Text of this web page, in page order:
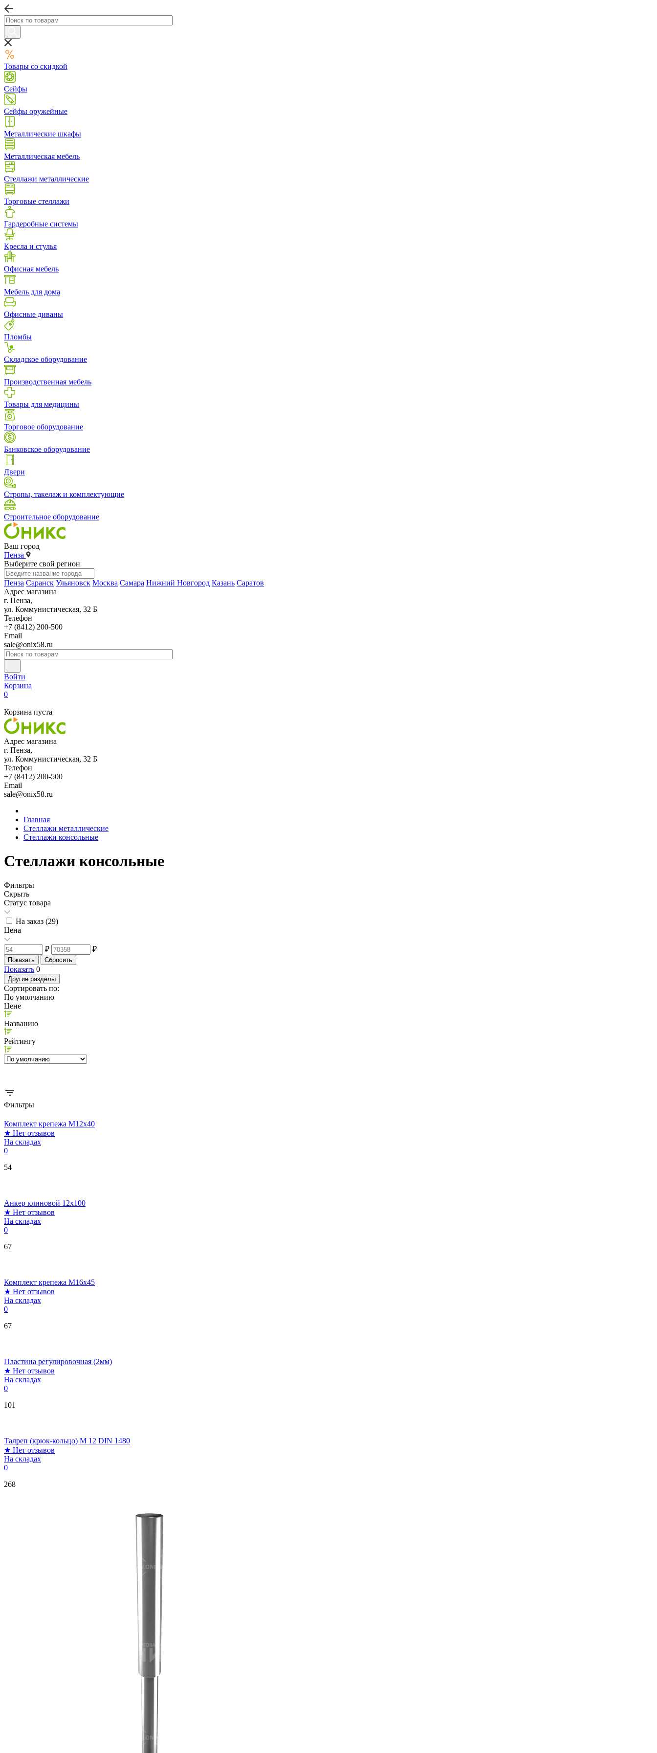
Товары со скидкой
Сейфы
Сейфы оружейные
Металлические шкафы
Металлическая мебель
Стеллажи металлические
Торговые стеллажи
Гардеробные системы
Кресла и стулья
Офисная мебель
Мебель для дома
Офисные диваны
Пломбы
Складское оборудование
Производственная мебель
Товары для медицины
Торговое оборудование
Банковское оборудование
Двери
Стропы, такелаж и комплектующие
Строительное оборудование
Ваш город
Пенза
Выберите свой регион
Пенза Саранск Ульяновск Москва Самара Нижний Новгород Казань Саратов
Адрес магазина
г. Пенза,
ул. Коммунистическая, 32 Б
Телефон
+7 (8412) 200-500
Email
sale@onix58.ru
Войти
Корзина
0
Корзина пуста
Адрес магазина
г. Пенза,
ул. Коммунистическая, 32 Б
Телефон
+7 (8412) 200-500
Email
sale@onix58.ru
Главная
Стеллажи металлические
Стеллажи консольные
Стеллажи консольные
Фильтры
Скрыть
Статус товара
На заказ (29)
Цена
₽ ₽
Показать 0
Другие разделы
Сортировать по:
По умолчанию
Цене
Названию
Рейтингу
Фильтры
Комплект крепежа М12х40
★ Нет отзывов
На складах
0
54
Анкер клиновой 12х100
★ Нет отзывов
На складах
0
67
Комплект крепежа М16х45
★ Нет отзывов
На складах
0
67
Пластина регулировочная (2мм)
★ Нет отзывов
На складах
0
101
Талреп (крюк-кольцо) М 12 DIN 1480
★ Нет отзывов
На складах
0
268